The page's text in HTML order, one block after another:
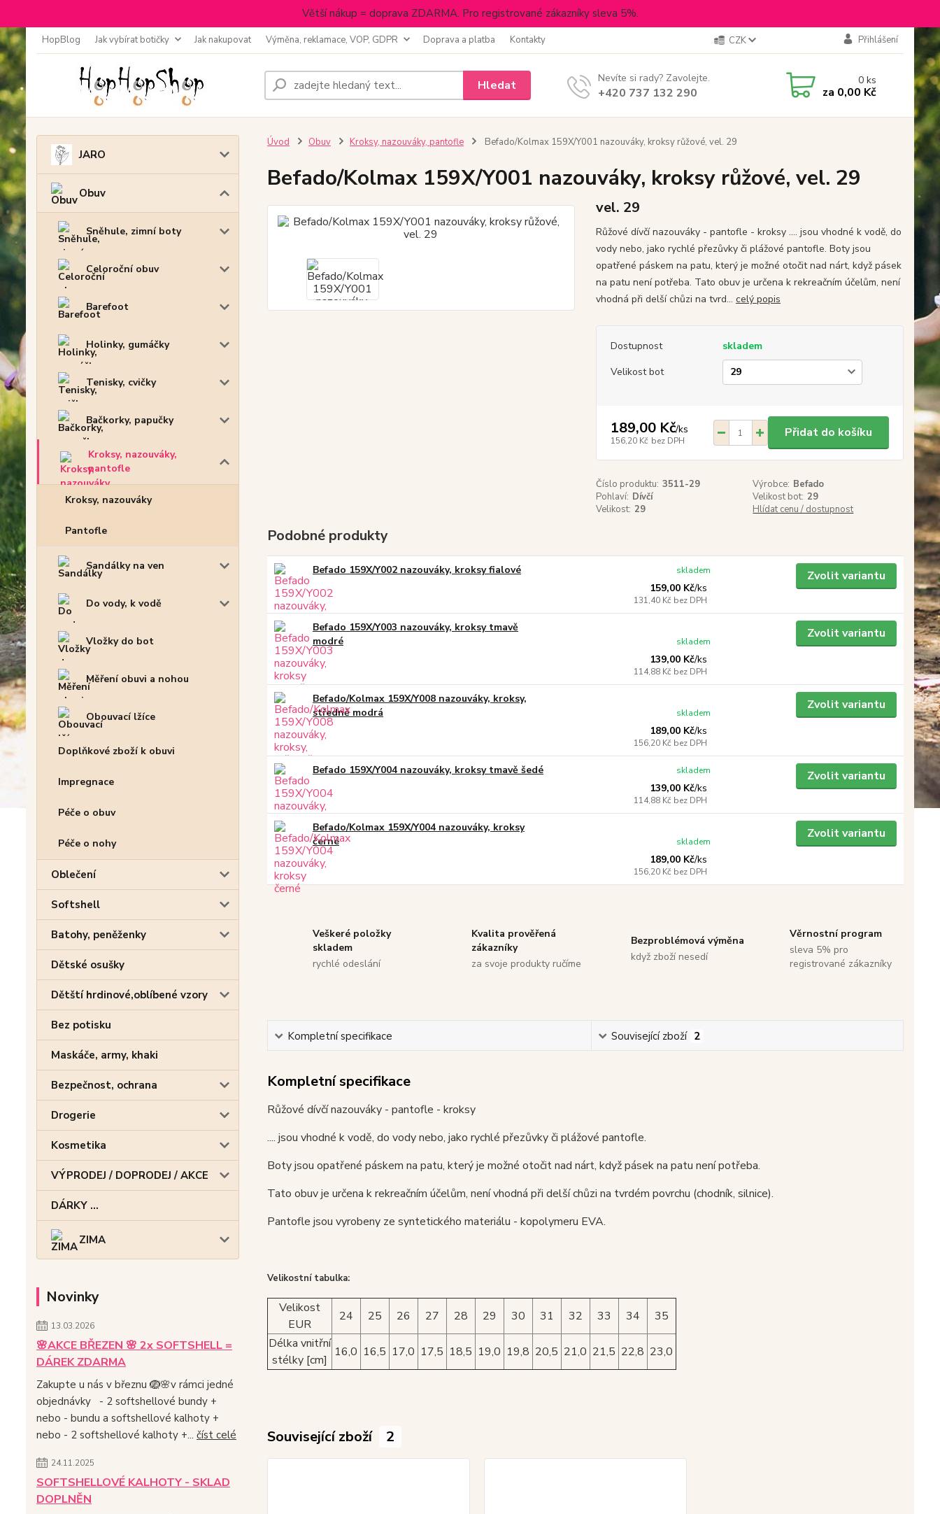
Větší nákup = doprava ZDARMA. Pro registrované zákazníky sleva 5%.
HopBlog Jak vybírat botičky Jak nakupovat Výměna, reklamace, VOP, GDPR Doprava a platba Kontakty CZK Přihlášení
Hledat Nevíte si rady? Zavolejte.
+420 737 132 290
0ks
za 0,00 Kč
JARO
Obuv
Sněhule, zimní boty
Celoroční obuv
Barefoot
Holinky, gumáčky
Tenisky, cvičky
Bačkorky, papučky
Kroksy, nazouváky,
pantofle
Kroksy, nazouváky
Pantofle
Sandálky na ven
Do vody, k vodě
Vložky do bot
Měření obuvi a nohou
Obouvací lžíce
Doplňkové zboží k obuvi
Impregnace
Péče o obuv
Péče o nohy
Oblečení
Softshell
Batohy, peněženky
Dětské osušky
Dětští hrdinové,oblíbené vzory
Bez potisku
Maskáče, army, khaki
Bezpečnost, ochrana
Drogerie
Kosmetika
VÝPRODEJ / DOPRODEJ / AKCE
DÁRKY ...
ZIMA
Novinky
13.03.2026
🌸AKCE BŘEZEN 🌸 2x SOFTSHELL =
DÁREK ZDARMA
Zakupte u nás v březnu 🪺🌸v rámci jedné
objednávky - 2 softshellové bundy +
nebo - bundu a softshellové kalhoty +
nebo - 2 softshellové kalhoty +... číst celé
24.11.2025
SOFTSHELLOVÉ KALHOTY - SKLAD
DOPLNĚN
Úvod Obuv Kroksy, nazouváky, pantofle Befado/Kolmax 159X/Y001 nazouváky, kroksy růžové, vel. 29
Befado/Kolmax 159X/Y001 nazouváky, kroksy růžové, vel. 29
vel. 29
Růžové dívčí nazouváky - pantofle - kroksy .... jsou vhodné k vodě, do
vody nebo, jako rychlé přezůvky či plážové pantofle. Boty jsou
opatřené páskem na patu, který je možné otočit nad nárt, když pásek
na patu není potřeba. Tato obuv je určena k rekreačním účelům, není
vhodná při delší chůzi na tvrd... celý popis
Dostupnost
skladem
Velikost bot
189,00 Kč/ks
156,20 Kč bez DPH
Přidat do košíku
Číslo produktu: 3511-29 Výrobce: Befado
Pohlaví: Dívčí Velikost bot: 29
Velikost: 29 Hlídat cenu / dostupnost
Podobné produkty
Befado 159X/Y002 nazouváky, kroksy fialové
159,00 Kč/ks
131,40 Kč bez DPH
skladem Zvolit variantu
Befado 159X/Y003 nazouváky, kroksy tmavě
modré
139,00 Kč/ks
114,88 Kč bez DPH
skladem
Zvolit variantu
Befado/Kolmax 159X/Y008 nazouváky, kroksy,
středně modrá
189,00 Kč/ks
156,20 Kč bez DPH
skladem
Zvolit variantu
Befado 159X/Y004 nazouváky, kroksy tmavě šedé
139,00 Kč/ks
114,88 Kč bez DPH
skladem Zvolit variantu
Befado/Kolmax 159X/Y004 nazouváky, kroksy
černé
189,00 Kč/ks
156,20 Kč bez DPH
skladem
Zvolit variantu
Veškeré položky
skladem
rychlé odeslání
Kvalita prověřená
zákazníky
za svoje produkty ručíme
Bezproblémová výměna
když zboží nesedí
Věrnostní program
sleva 5% pro
registrované zákazníky
Kompletní specifikace Související zboží 2
Kompletní specifikace
Růžové dívčí nazouváky - pantofle - kroksy
.... jsou vhodné k vodě, do vody nebo, jako rychlé přezůvky či plážové pantofle.
Boty jsou opatřené páskem na patu, který je možné otočit nad nárt, když pásek na patu není potřeba.
Tato obuv je určena k rekreačním účelům, není vhodná při delší chůzi na tvrdém povrchu (chodník, silnice).
Pantofle jsou vyrobeny ze syntetického materiálu - kopolymeru EVA.
Velikostní tabulka:
Velikost
EUR
24 25 26 27 28 29 30 31 32 33 34
35
Délka vnitřní
stélky [cm]
16,0 16,5 17,0 17,5 18,5 19,0 19,8 20,5 21,0 21,5 22,8 23,0
Související zboží 2